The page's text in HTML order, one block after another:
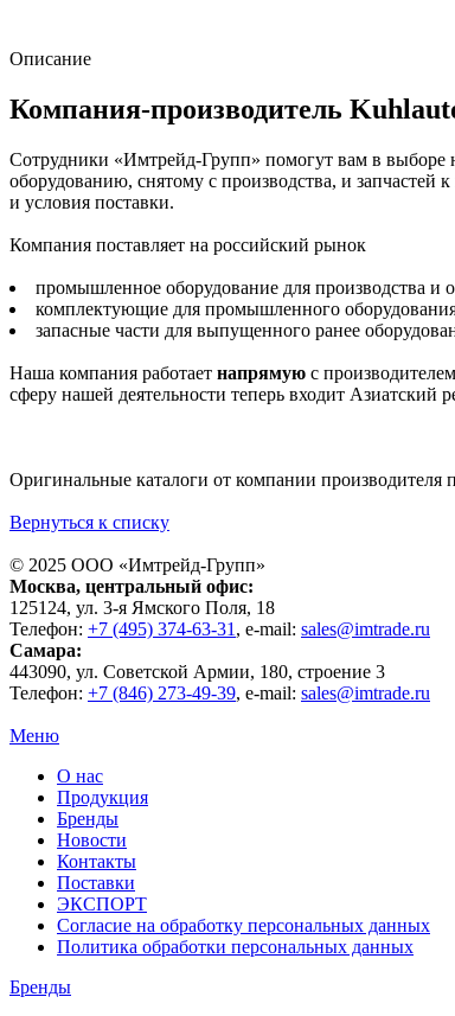
Описание
Компания-производитель
Сотрудники «Имтрейд-Групп» помогут вам в выборе
оборудованию, снятому с производства, и запчастей
и условия поставки.
Компания поставляет на российский рынок
промышленное оборудование для производства и
комплектующие для промышленного
запасные части для выпущенного ранее
Наша компания работает напрямую с
сферу нашей деятельности теперь входит Азиатский
Оригинальные каталоги от компании производителя
Вернуться к списку
© 2025 ООО «Имтрейд-Групп»
Москва, центральный офис:
125124, ул. 3-я Ямского Поля, 18
Телефон: +7 (495) 374-63-31 , e-mail: sales@imtrade.ru
Самара:
443090, ул. Советской Армии, 180, строение 3
Телефон: +7 (846) 273-49-39, e-mail: sales@imtrade.ru
Меню
О нас
Продукция
Бренды
Новости
Контакты
Поставки
ЭКСПОРТ
Согласие на обработку персональных данных
Политика обработки персональных данных
Бренды